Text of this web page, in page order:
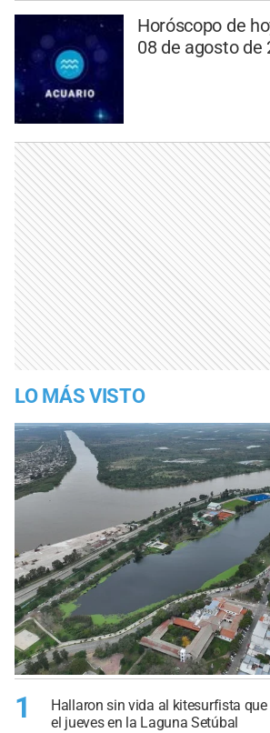
Horóscopo de
08 de agosto de
LO MÁS VISTO
1
Hallaron sin vida al kitesurfista
el jueves en la Laguna Setúbal